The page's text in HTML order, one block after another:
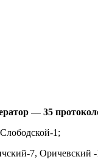
— 35
1;
7, Оричевский